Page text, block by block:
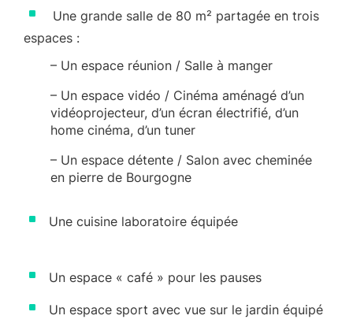
^
Une grande salle de 80 m² partagée en trois
espaces :
– Un espace réunion / Salle à manger
– Un espace vidéo / Cinéma aménagé d’un
vidéoprojecteur, d’un écran électrifié, d’un
home cinéma, d’un tuner
– Un espace détente / Salon avec cheminée
en pierre de Bourgogne
^ Une cuisine laboratoire équipée
^ Un espace « café » pour les pauses
^
Un espace sport avec vue sur le jardin équipé